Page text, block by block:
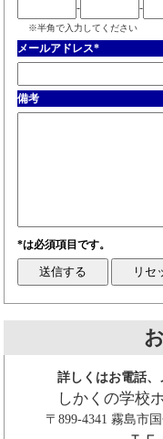
-
-
※半角で入力してください
メールアドレス*
備考
*は必須項目です。
詳しくはお電話、
しかくの学校
〒899-4341 霧島市